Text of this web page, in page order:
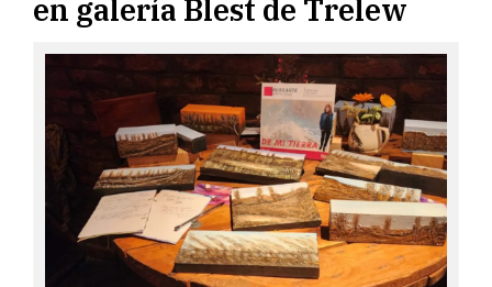
en galería Blest de Trelew